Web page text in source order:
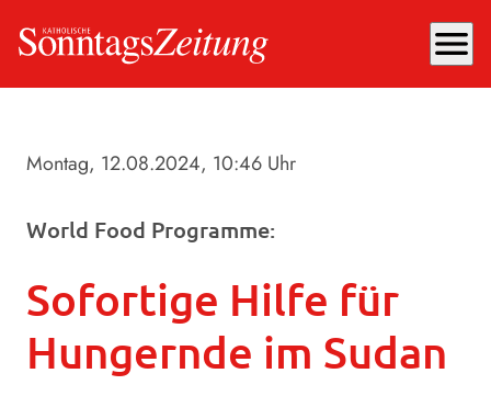
menu
Montag, 12.08.2024, 10:46 Uhr
World Food Programme:
Sofortige Hilfe für
Hungernde im Sudan